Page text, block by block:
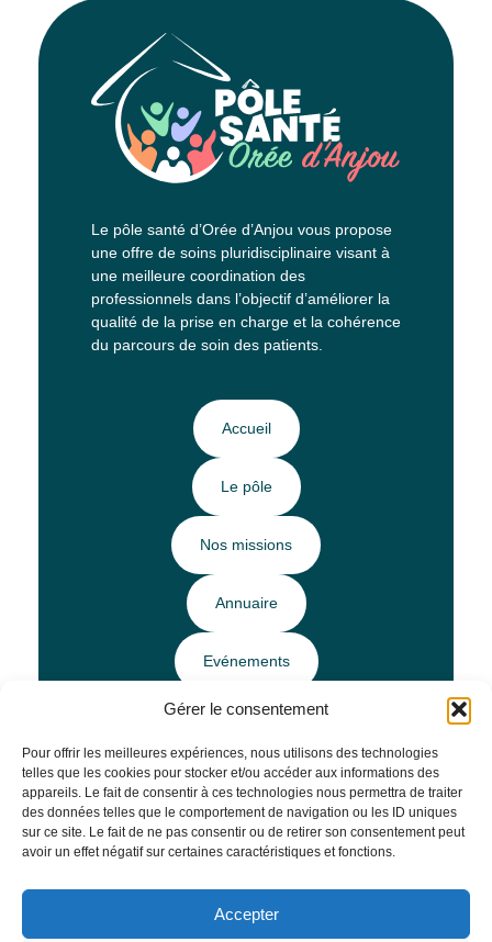
Gérer le consentement
Pour offrir les meilleures expériences, nous utilisons des technologies
telles que les cookies pour stocker et/ou accéder aux informations des
appareils. Le fait de consentir à ces technologies nous permettra de traiter
des données telles que le comportement de navigation ou les ID uniques
sur ce site. Le fait de ne pas consentir ou de retirer son consentement peut
avoir un effet négatif sur certaines caractéristiques et fonctions.
Accepter
Le pôle santé d’Orée d’Anjou vous propose
une offre de soins pluridisciplinaire visant à
une meilleure coordination des
professionnels dans l’objectif d’améliorer la
qualité de la prise en charge et la cohérence
du parcours de soin des patients.
Accueil
Le pôle
Nos missions
Annuaire
Evénements
Ressources
Horaires et Infos pratiques
Mentions légales–Politique de confidentialité
Site réalisé parAgence Tool